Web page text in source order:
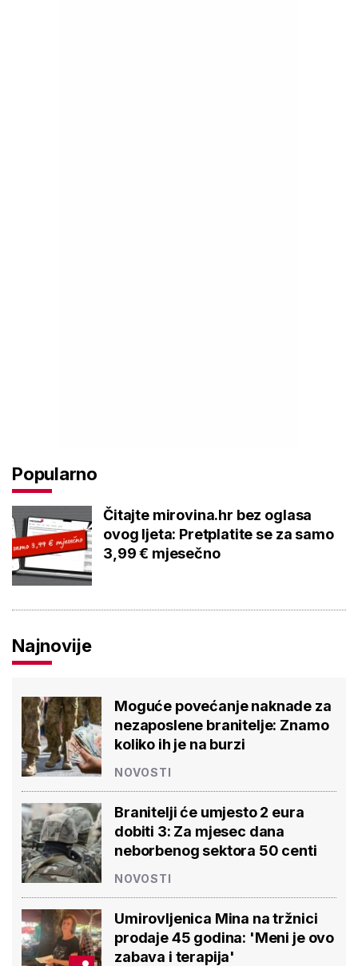
Popularno
Čitajte mirovina.hr bez oglasa
ovog ljeta: Pretplatite se za samo
3,99 € mjesečno
Najnovije
Moguće povećanje naknade za
nezaposlene branitelje: Znamo
koliko ih je na burzi
NOVOSTI
Branitelji će umjesto 2 eura
dobiti 3: Za mjesec dana
neborbenog sektora 50 centi
NOVOSTI
Umirovljenica Mina na tržnici
prodaje 45 godina: 'Meni je ovo
zabava i terapija'